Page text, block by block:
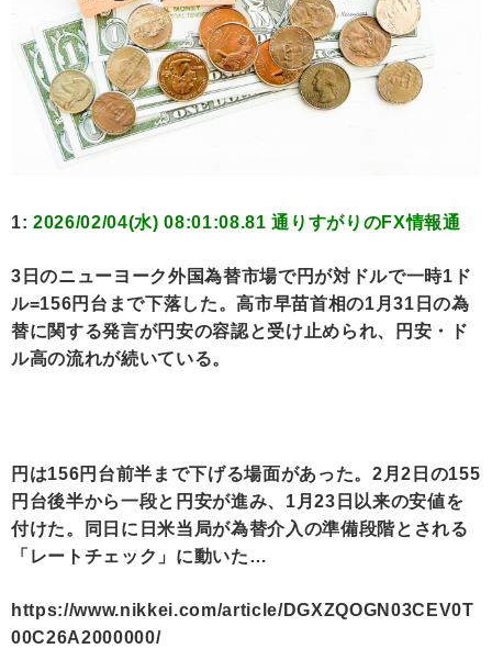
1: 2026/02/04(水) 08:01:08.81 通りすがりのFX情報通
3日のニューヨーク外国為替市場で円が対ドルで一時1ド
ル=156円台まで下落した。高市早苗首相の1月31日の為
替に関する発言が円安の容認と受け止められ、円安・ド
ル高の流れが続いている。
円は156円台前半まで下げる場面があった。2月2日の155
円台後半から一段と円安が進み、1月23日以来の安値を
付けた。同日に日米当局が為替介入の準備段階とされる
「レートチェック」に動いた…
https://www.nikkei.com/article/DGXZQOGN03CEV0T
00C26A2000000/